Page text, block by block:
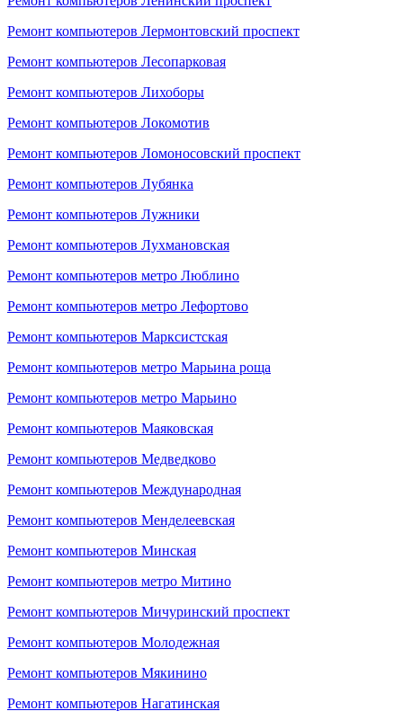
Ремонт компьютеров Лермонтовский проспект
Ремонт компьютеров Лесопарковая
Ремонт компьютеров Лихоборы
Ремонт компьютеров Локомотив
Ремонт компьютеров Ломоносовский проспект
Ремонт компьютеров Лубянка
Ремонт компьютеров Лужники
Ремонт компьютеров Лухмановская
Ремонт компьютеров метро Люблино
Ремонт компьютеров метро Лефортово
Ремонт компьютеров Марксистская
Ремонт компьютеров метро Марьина роща
Ремонт компьютеров метро Марьино
Ремонт компьютеров Маяковская
Ремонт компьютеров Медведково
Ремонт компьютеров Международная
Ремонт компьютеров Менделеевская
Ремонт компьютеров Минская
Ремонт компьютеров метро Митино
Ремонт компьютеров Мичуринский проспект
Ремонт компьютеров Молодежная
Ремонт компьютеров Мякинино
Ремонт компьютеров Нагатинская